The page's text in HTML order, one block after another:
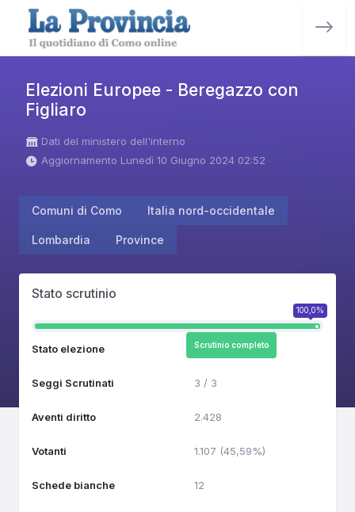
Elezioni Europee - Beregazzo con
Figliaro
Dati del ministero dell'interno
Aggiornamento Lunedì 10 Giugno 2024 02:52
Comuni di Como Italia nord-occidentale
Lombardia Province
Stato scrutinio
100,0%
Stato elezione Scrutinio completo
Seggi Scrutinati 3 / 3
Aventi diritto 2.428
Votanti 1.107 (45,59%)
Schede bianche 12